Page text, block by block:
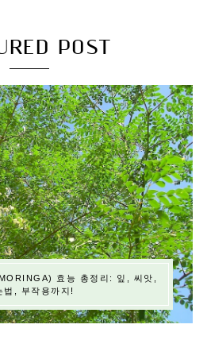
POST
효능 총정리: 잎, 씨앗,
법, 부작용까지!